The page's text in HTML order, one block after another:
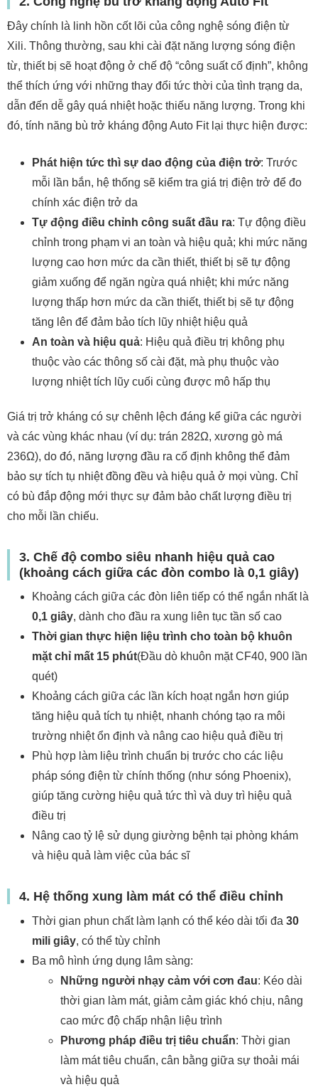
Đây chính là linh hồn cốt lõi của công nghệ sóng điện từ
Xili. Thông thường, sau khi cài đặt năng lượng sóng điện
từ, thiết bị sẽ hoạt động ở chế độ “công suất cố định”, không
thể thích ứng với những thay đổi tức thời của tình trạng da,
dẫn đến dễ gây quá nhiệt hoặc thiếu năng lượng. Trong khi
đó, tính năng bù trở kháng động Auto Fit lại thực hiện được:
Phát hiện tức thì sự dao động của điện trở: Trước
mỗi lần bắn, hệ thống sẽ kiểm tra giá trị điện trở để đo
chính xác điện trở da
Tự động điều chỉnh công suất đầu ra: Tự động điều
chỉnh trong phạm vi an toàn và hiệu quả; khi mức năng
lượng cao hơn mức da cần thiết, thiết bị sẽ tự động
giảm xuống để ngăn ngừa quá nhiệt; khi mức năng
lượng thấp hơn mức da cần thiết, thiết bị sẽ tự động
tăng lên để đảm bảo tích lũy nhiệt hiệu quả
An toàn và hiệu quả: Hiệu quả điều trị không phụ
thuộc vào các thông số cài đặt, mà phụ thuộc vào
lượng nhiệt tích lũy cuối cùng được mô hấp thụ
Giá trị trở kháng có sự chênh lệch đáng kể giữa các người
và các vùng khác nhau (ví dụ: trán 282Ω, xương gò má
236Ω), do đó, năng lượng đầu ra cố định không thể đảm
bảo sự tích tụ nhiệt đồng đều và hiệu quả ở mọi vùng. Chỉ
có bù đắp động mới thực sự đảm bảo chất lượng điều trị
cho mỗi lần chiếu.
3. Chế độ combo siêu nhanh hiệu quả cao
(khoảng cách giữa các đòn combo là 0,1 giây)
Khoảng cách giữa các đòn liên tiếp có thể ngắn nhất là
0,1 giây, dành cho đầu ra xung liên tục tần số cao
Thời gian thực hiện liệu trình cho toàn bộ khuôn
mặt chỉ mất 15 phút(Đầu dò khuôn mặt CF40, 900 lần
quét)
Khoảng cách giữa các lần kích hoạt ngắn hơn giúp
tăng hiệu quả tích tụ nhiệt, nhanh chóng tạo ra môi
trường nhiệt ổn định và nâng cao hiệu quả điều trị
Phù hợp làm liệu trình chuẩn bị trước cho các liệu
pháp sóng điện từ chính thống (như sóng Phoenix),
giúp tăng cường hiệu quả tức thì và duy trì hiệu quả
điều trị
Nâng cao tỷ lệ sử dụng giường bệnh tại phòng khám
và hiệu quả làm việc của bác sĩ
4. Hệ thống xung làm mát có thể điều chỉnh
Thời gian phun chất làm lạnh có thể kéo dài tối đa 30
mili giây, có thể tùy chỉnh
Ba mô hình ứng dụng lâm sàng:
Những người nhạy cảm với cơn đau: Kéo dài
thời gian làm mát, giảm cảm giác khó chịu, nâng
cao mức độ chấp nhận liệu trình
Phương pháp điều trị tiêu chuẩn: Thời gian
làm mát tiêu chuẩn, cân bằng giữa sự thoải mái
và hiệu quả